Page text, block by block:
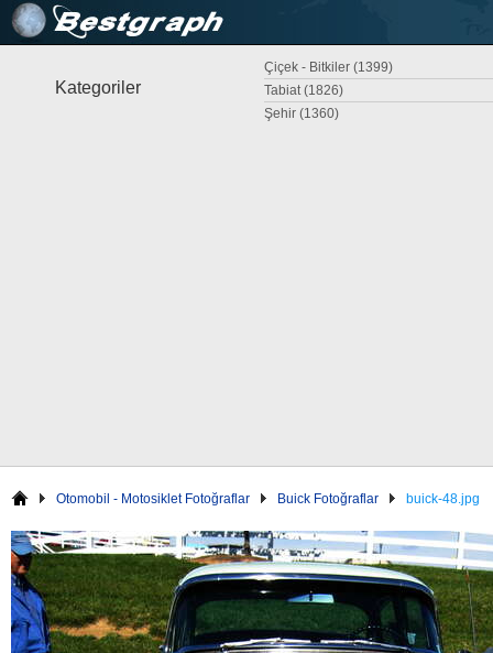
Kategoriler
Çiçek - Bitkiler (1399)
Tabiat (1826)
Şehir (1360)
Otomobil - Motosiklet Fotoğraflar Buick Fotoğraflar buick-48.jpg